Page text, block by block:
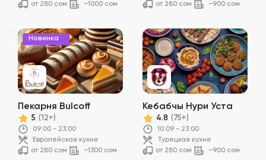
от 280 сом
~1000 сом
от 280 сом
~900 сом
Новинка
Пекарня Bulcoff
5 (12+)
09:00 - 23:00
Европейская кухня
от 280 сом
~1300 сом
Кебабчы Нури Уста
4.8 (75+)
10:09 - 23:00
Турецкая кухня
от 280 сом
~900 сом